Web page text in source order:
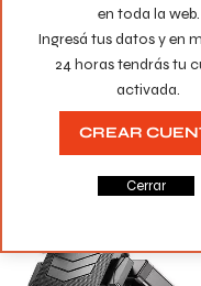
en toda la web.
Ingresá tus datos y en
24 horas tendrás tu
activada.
CREAR
Cerrar